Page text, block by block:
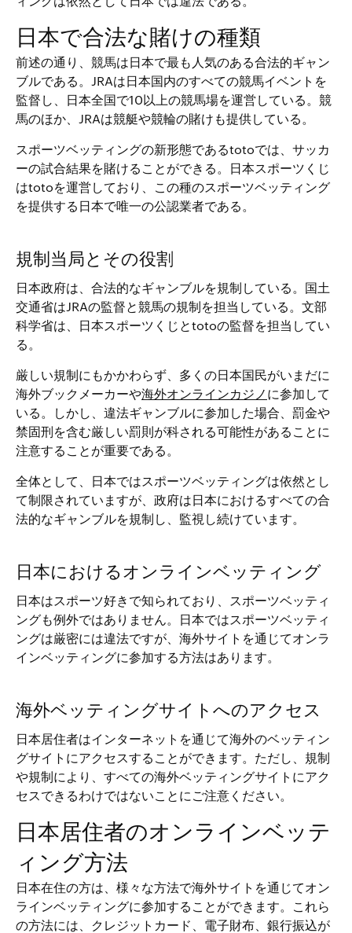
日本で合法な賭けの種類
前述の通り、競馬は日本で最も人気のある合法的ギャン
ブルである。JRAは日本国内のすべての競馬イベントを
監督し、日本全国で10以上の競馬場を運営している。競
馬のほか、JRAは競艇や競輪の賭けも提供している。
スポーツベッティングの新形態であるtotoでは、サッカ
ーの試合結果を賭けることができる。日本スポーツくじ
はtotoを運営しており、この種のスポーツベッティング
を提供する日本で唯一の公認業者である。
規制当局とその役割
日本政府は、合法的なギャンブルを規制している。国土
交通省はJRAの監督と競馬の規制を担当している。文部
科学省は、日本スポーツくじとtotoの監督を担当してい
る。
厳しい規制にもかかわらず、多くの日本国民がいまだに
海外ブックメーカーや海外オンラインカジノ に参加して
いる。しかし、違法ギャンブルに参加した場合、罰金や
禁固刑を含む厳しい罰則が科される可能性があることに
注意することが重要である。
全体として、日本ではスポーツベッティングは依然とし
て制限されていますが、政府は日本におけるすべての合
法的なギャンブルを規制し、監視し続けています。
日本におけるオンラインベッティング
日本はスポーツ好きで知られており、スポーツベッティ
ングも例外ではありません。日本ではスポーツベッティ
ングは厳密には違法ですが、海外サイトを通じてオンラ
インベッティングに参加する方法はあります。
海外ベッティングサイトへのアクセス
日本居住者はインターネットを通じて海外のベッティン
グサイトにアクセスすることができます。ただし、規制
や規制により、すべての海外ベッティングサイトにアク
セスできるわけではないことにご注意ください。
日本居住者のオンラインベッテ
ィング方法
日本在住の方は、様々な方法で海外サイトを通じてオン
ラインベッティングに参加することができます。これら
の方法には、クレジットカード、電子財布、銀行振込が